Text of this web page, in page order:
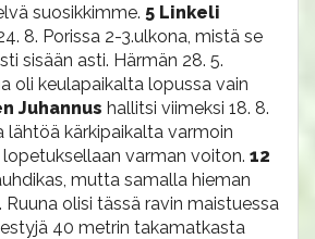
suosikkimme. 5 Linkeli
8. Porissa 2-3.ulkona, mistä se
sisään asti. Härmän 28. 5.
oli keulapaikalta lopussa vain
Juhannus hallitsi viimeksi 18. 8.
lähtöä kärkipaikalta varmoin
varman voiton. 12
mutta samalla hieman
olisi tässä ravin maistuessa
40 metrin takamatkasta